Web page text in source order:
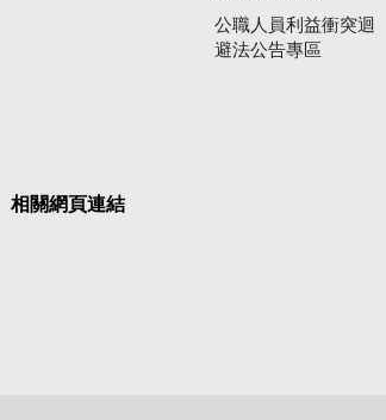
公職人員利益衝突迴
避法公告專區
相關網頁連結